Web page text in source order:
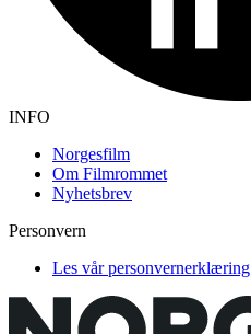
INFO
Norgesfilm
Om Filmrommet
Nyhetsbrev
Personvern
Les vår personvernerklæring